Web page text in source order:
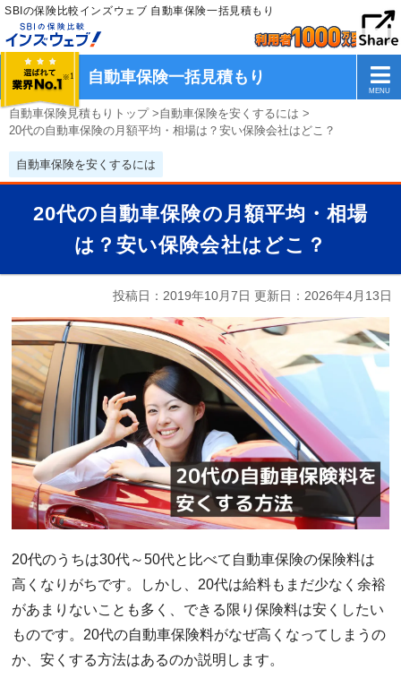
SBIの保険比較インズウェブ 自動車保険一括見積もり
自動車保険一括見積もり
自動車保険見積もりトップ>自動車保険を安くするには >
20代の自動車保険の月額平均・相場は？安い保険会社はどこ？
自動車保険を安くするには
20代の自動車保険の月額平均・相場
は？安い保険会社はどこ？
投稿日：2019年10月7日 更新日： 2026年4月13日
20代のうちは30代～50代と比べて自動車保険の保険料は
高くなりがちです。しかし、20代は給料もまだ少なく余裕
があまりないことも多く、できる限り保険料は安くしたい
ものです。20代の自動車保険料がなぜ高くなってしまうの
か、安くする方法はあるのか説明します。